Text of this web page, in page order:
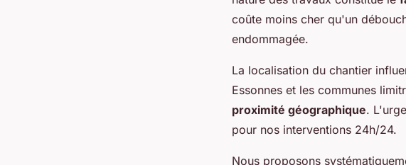
coûte moins cher qu'un
endommagée.
La localisation du chantier
Essonnes et les communes
proximité géographique.
pour nos interventions 24h/24.
Nous proposons